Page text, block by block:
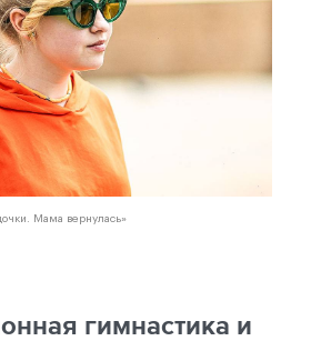
Мама вернулась»
гимнастика и